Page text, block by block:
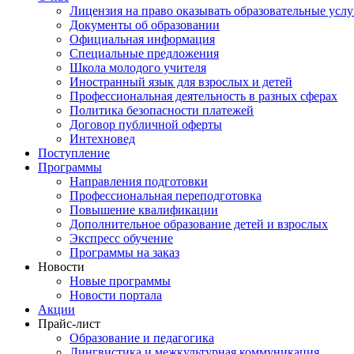
Лицензия на право оказывать образовательные
Документы об образовании
Официальная информация
Специальные предложения
Школа молодого учителя
Иностранный язык для взрослых и детей
Профессиональная деятельность в разных сферах
Политика безопасности платежей
Договор публичной оферты
Интехновед
Поступление
Программы
Направления подготовки
Профессиональная переподготовка
Повышение квалификации
Дополнительное образование детей и взрослых
Экспресс обучение
Программы на заказ
Новости
Новые программы
Новости портала
Акции
Прайс-лист
Образование и педагогика